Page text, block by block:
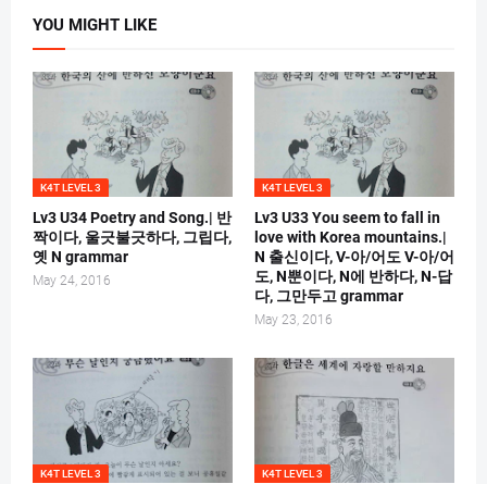
YOU MIGHT LIKE
K4T LEVEL 3
Lv3 U34 Poetry and Song.| 반
짝이다, 울긋불긋하다, 그립다,
옛 N grammar
May 24, 2016
K4T LEVEL 3
Lv3 U33 You seem to fall in
love with Korea mountains.|
N 출신이다, V-아/어도 V-아/어
도, N뿐이다, N에 반하다, N-답
다, 그만두고 grammar
May 23, 2016
K4T LEVEL 3 K4T LEVEL 3